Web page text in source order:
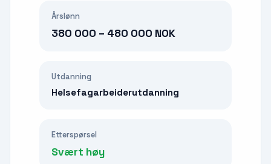
Årslønn
380 000 – 480 000 NOK
Utdanning
Helsefagarbeiderutdanning
Etterspørsel
Svært høy